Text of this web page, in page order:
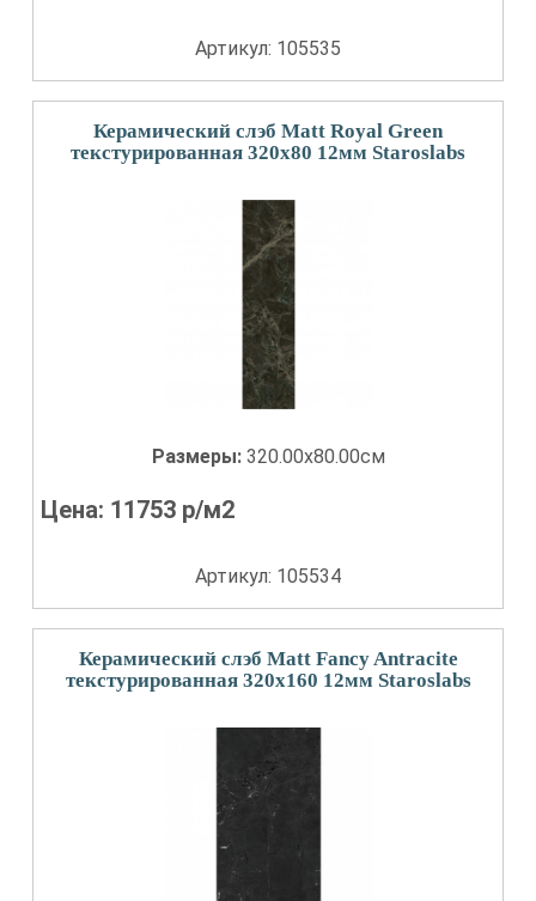
Артикул: 105535
Керамический слэб Matt Royal Green
текстурированная 320x80 12мм Staroslabs
Размеры: 320.00x80.00см
Цена: 11753 р/м2
Артикул: 105534
Керамический слэб Matt Fancy Antracite
текстурированная 320x160 12мм Staroslabs